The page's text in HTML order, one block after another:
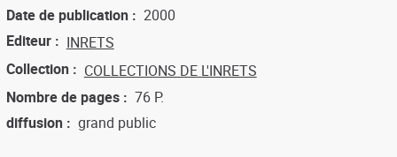
Date de publication
2000
Editeur
INRETS
Collection
COLLECTIONS DE L'INRETS
Nombre de pages
76 P.
diffusion
grand public